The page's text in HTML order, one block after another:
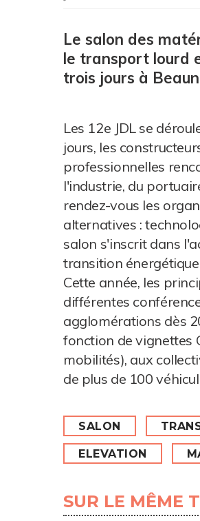
Le salon des
le transport lourd
trois jours à
Les 12e JDL se
jours, les
professionnelles
l'industrie, du
rendez-vous les
alternatives :
salon s'inscrit dans
transition
Cette année, les
différentes
agglomérations dès
fonction de vignettes
mobilités), aux
de plus de 100
SALON
ELEVATION
SUR LE MÊME